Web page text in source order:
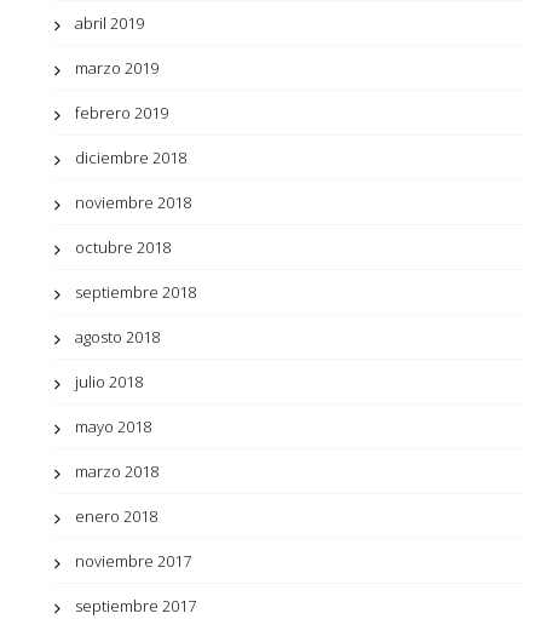
abril 2019
marzo 2019
febrero 2019
diciembre 2018
noviembre 2018
octubre 2018
septiembre 2018
agosto 2018
julio 2018
mayo 2018
marzo 2018
enero 2018
noviembre 2017
septiembre 2017